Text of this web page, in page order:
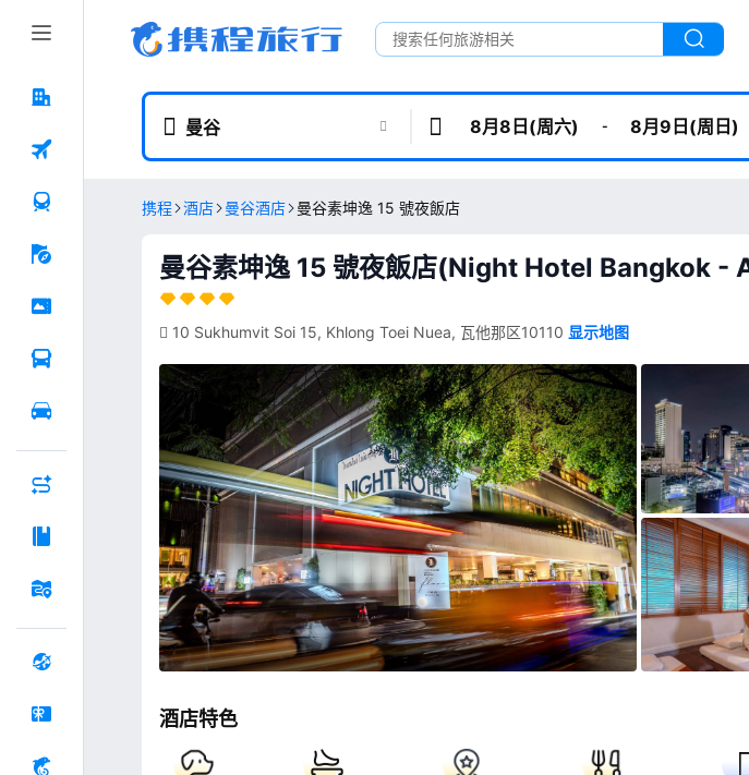
曼谷
8月8日(周六)
-
8月9日(周日)
携程 酒店 曼谷酒店 曼谷素坤逸 15 號夜飯店
曼谷素坤逸 15 號夜飯店(Night Hotel Bangkok -
10 Sukhumvit Soi 15, Khlong Toei Nuea, 瓦他那区10110 显示地图
酒店特色